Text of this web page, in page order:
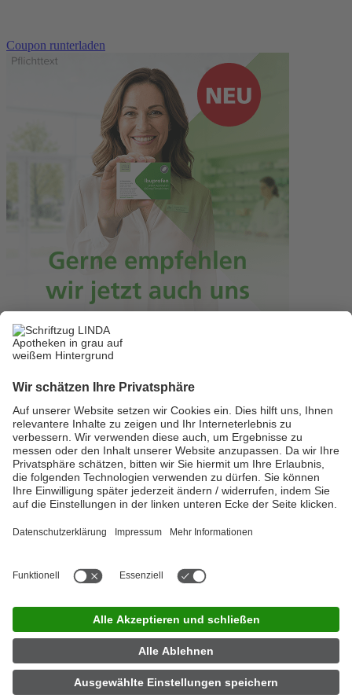
Coupon runterladen
Mehr zur Eigenmarke
Schnell und einfach finden
LINDA Apotheken
aufgeführten Coupon-Artikel gibt es nur bei LINDA Apotheken.
Hier geht´s lang!
LINDA Jobfinder| Datenschutz
Kontakt Partner Über LINDA Für Apotheker
Investor
Relations
LINDA Apotheke finden
Jetzt App herunterladen
Folgen Sie uns